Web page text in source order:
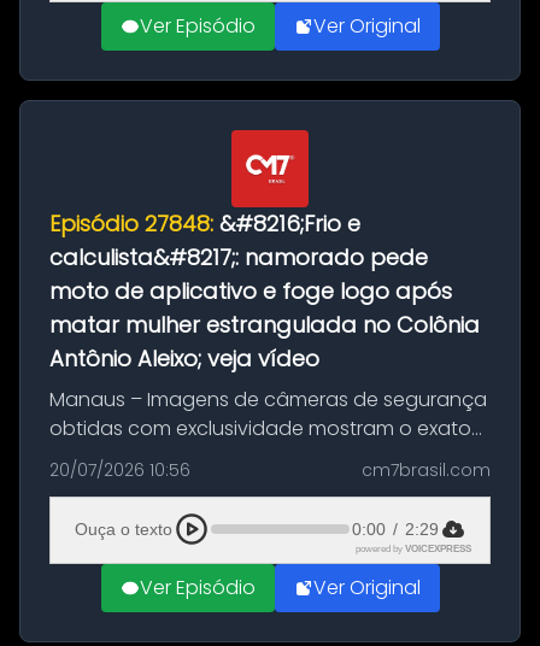
Ver Episódio Ver Original
Episódio 27848: &#8216;Frio e
calculista&#8217;: namorado pede
moto de aplicativo e foge logo após
matar mulher estrangulada no Colônia
Antônio Aleixo; veja vídeo
Manaus – Imagens de câmeras de segurança
obtidas com exclusividade mostram o exato
momento da fuga do principal suspeito da
morte de Larissa Araújo, de 28 anos. O crime
ocorreu na noite deste último d...
20/07/2026 10:56 cm7brasil.com
Ouça o texto 0:00 / 2:29
powered by VOICEXPRESS
Ver Episódio Ver Original